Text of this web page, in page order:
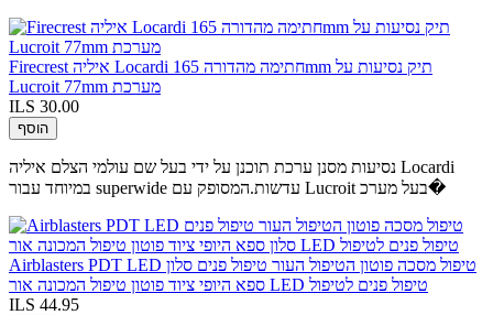
Firecrest איליה Locardi חתימה מהדורה 165mm תיק נסיעות על
Lucroit 77mm מערכת
ILS 30.00
הוסף
נסיעות מסנן ערכת תוכנן על ידי בעל שם עולמי הצלם איליה Locardi
במיוחד עבור superwide עדשות.המסופק עם Lucroit בעל מערכ�
Airblasters PDT LED טיפול מסכה פוטון הטיפול העור טיפול פנים סלון
ספא היופי ציוד פוטון טיפול המכונה אור LED טיפול פנים לטיפול
ILS 44.95